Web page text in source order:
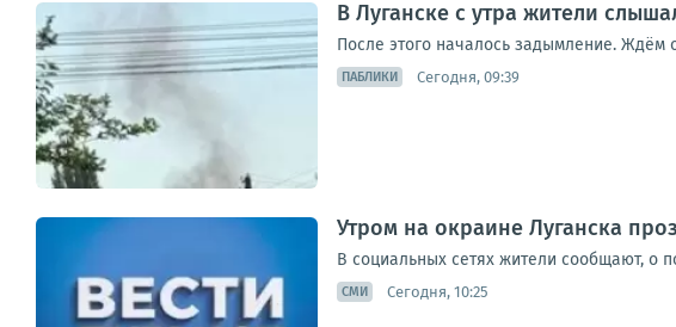
В Луганске с утра жители
После этого началось задымление.
ПАБЛИКИ Сегодня, 09:39
Утром на окраине Луганска
В социальных сетях жители сообщают, о
СМИ Сегодня, 10:25